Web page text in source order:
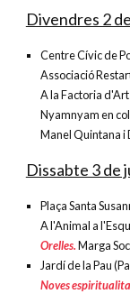
Divendres 2
Centre Cívic de
Associació
A la Factoria
Nyamnyam en
Manel Quintana i
Dissabte 3 de
Plaça Santa
A l'Animal a
Orelles.Marga
Jardí de la Pau
Noves